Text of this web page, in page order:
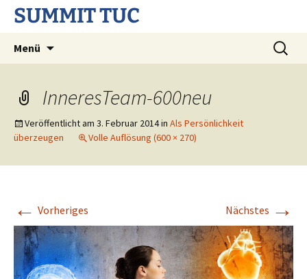
SUMMIT TUC
Menü
Suchen
nach:
InneresTeam-600neu
Veröffentlicht am 3. Februar 2014in Als Persönlichkeit
überzeugen
Volle Auflösung (600 × 270)
← Vorheriges Nächstes →